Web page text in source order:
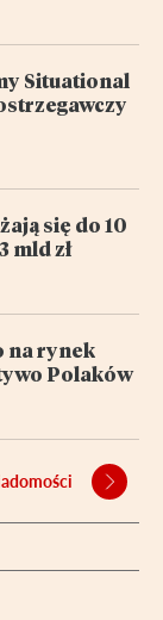
Situational
się do 10
mld zł
na rynek
Polaków